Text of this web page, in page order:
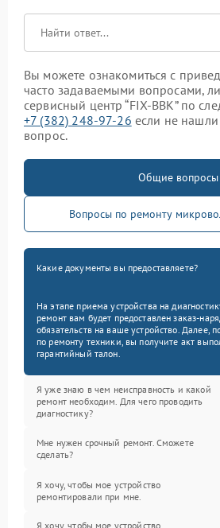
Вы можете ознакомиться с
часто задаваемыми вопросами,
сервисный центр “FIX-BBK” по
+7 (382) 248-97-26 если не нашли
вопрос.
Общие вопросы
Вопросы по ремонту
Какие документы вы предоставляете?
На этапе приема устройства на
ремонт вам будет предоставлен заказ-
обязательств на ваше устройство. Далее,
по ремонту техники, вы получите акт
гарантийный талон.
Я уже знаю в чем неисправность и какой
ремонт необходим. Для чего проводить
диагностику?
Мне нужен срочный ремонт. Сможете
сделать?
Я хочу, чтобы мое устройство
ремонтировали при мне.
Я хочу, чтобы мое устройство